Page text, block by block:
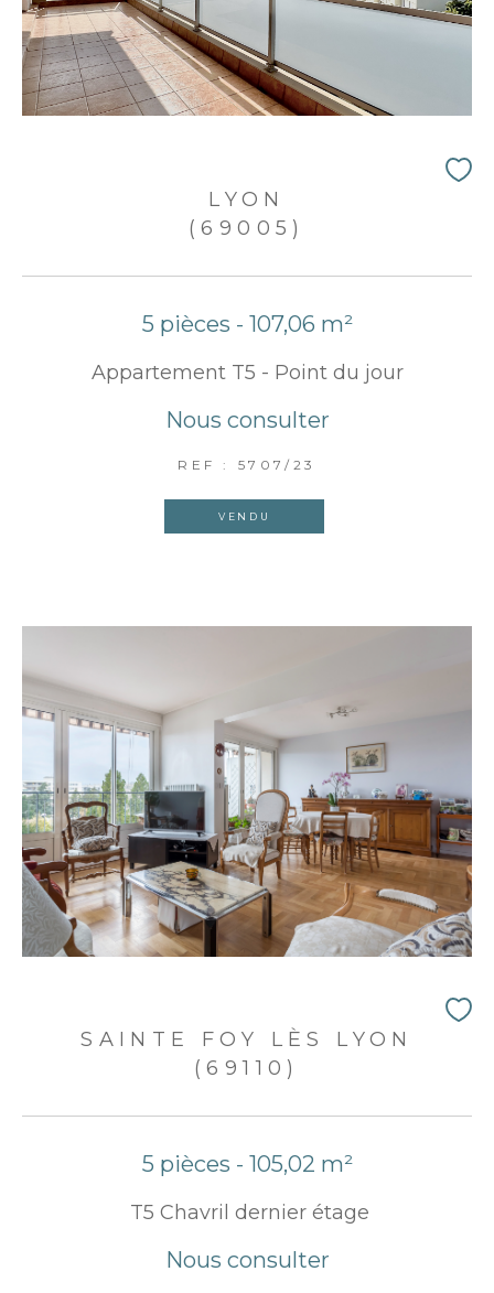
LYON
(69005)
5 pièces - 107,06 m²
Appartement T5 - Point du jour
Nous consulter
REF : 5707/23
VENDU
SAINTE FOY LÈS LYON
(69110)
5 pièces - 105,02 m²
T5 Chavril dernier étage
Nous consulter